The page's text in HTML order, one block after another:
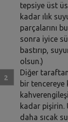
tepsiye üst
kadar ılık
parçalarını
sonra iyice
bastırıp,
olsun.)
Diğer
bir tencereye
kadar pişirin.
daha sıcak